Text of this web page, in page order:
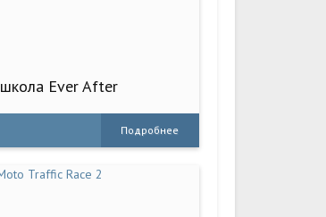
школа Ever After
Подробнее